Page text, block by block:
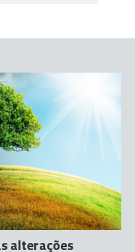
alterações